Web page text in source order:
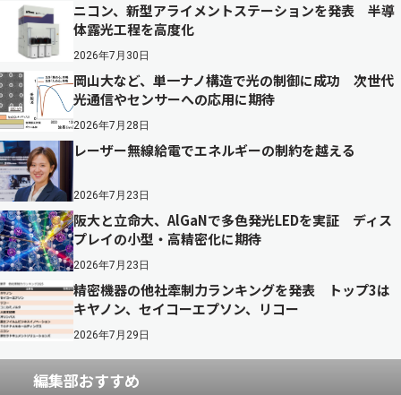
ニコン、新型アライメントステーションを発表 半導
体露光工程を高度化
2026年7月30日
岡山大など、単一ナノ構造で光の制御に成功 次世代
光通信やセンサーへの応用に期待
2026年7月28日
レーザー無線給電でエネルギーの制約を越える
2026年7月23日
阪大と立命大、AlGaNで多色発光LEDを実証 ディス
プレイの小型・高精密化に期待
2026年7月23日
精密機器の他社牽制力ランキングを発表 トップ3は
キヤノン、セイコーエプソン、リコー
2026年7月29日
編集部おすすめ